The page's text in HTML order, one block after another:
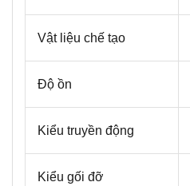
Vật liệu chế tạo
Độ ồn
Kiểu truyền động
Kiểu gối đỡ